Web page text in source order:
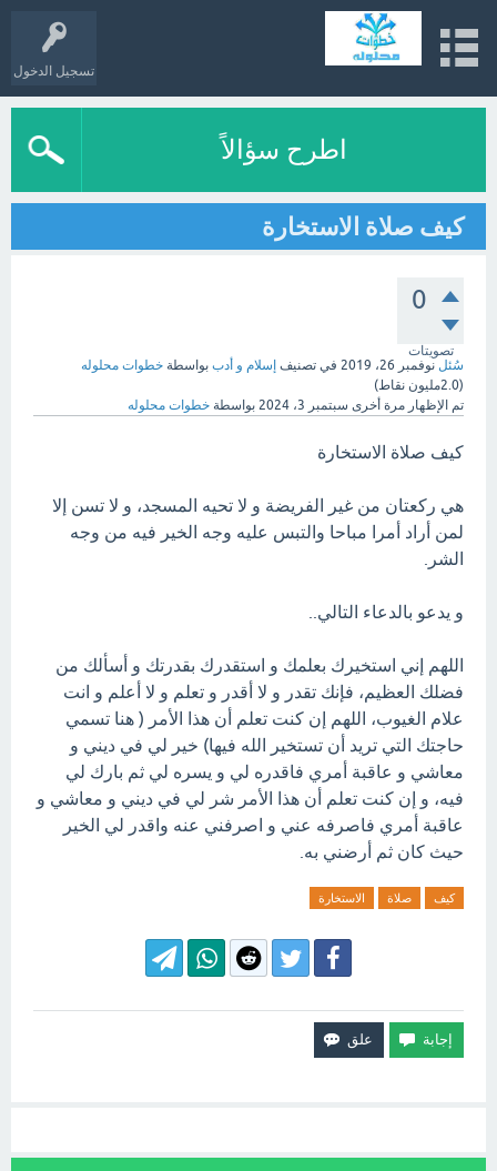
تسجيل الدخول
اطرح سؤالاً
كيف صلاة الاستخارة
0
تصويتات
سُئل نوفمبر 26، 2019 في تصنيف إسلام و أدب بواسطة خطوات محلوله
(2.0مليون
نقاط)
تم الإظهار مرة أخرى سبتمبر 3، 2024 بواسطة خطوات محلوله
كيف صلاة الاستخارة
هي ركعتان من غير الفريضة و لا تحيه المسجد، و لا تسن إلا
لمن أراد أمرا مباحا والتبس عليه وجه الخير فيه من وجه
الشر.
و يدعو بالدعاء التالي..
اللهم إني استخيرك بعلمك و استقدرك بقدرتك و أسألك من
فضلك العظيم، فإنك تقدر و لا أقدر و تعلم و لا أعلم و انت
علام الغيوب، اللهم إن كنت تعلم أن هذا الأمر ( هنا تسمي
حاجتك التي تريد أن تستخير الله فيها) خير لي في ديني و
معاشي و عاقبة أمري فاقدره لي و يسره لي ثم بارك لي
فيه، و إن كنت تعلم أن هذا الأمر شر لي في ديني و معاشي و
عاقبة أمري فاصرفه عني و اصرفني عنه واقدر لي الخير
حيث كان ثم أرضني به.
كيف صلاة الاستخارة